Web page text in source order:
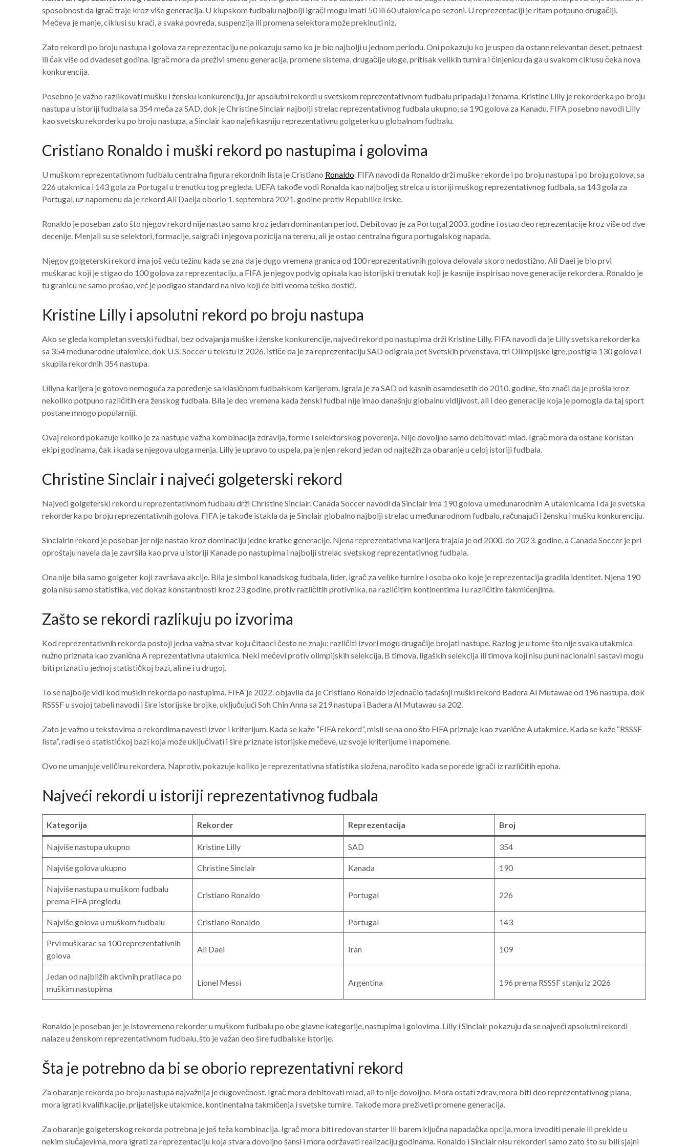
sposobnost da igrač traje kroz više generacija. U klupskom fudbalu najbolji igrači mogu imati 50 ili 60 utakmica po sezoni. U reprezentaciji je ritam potpuno drugačiji.
Mečeva je manje, ciklusi su kraći, a svaka povreda, suspenzija ili promena selektora može prekinuti niz.
Zato rekordi po broju nastupa i golova za reprezentaciju ne pokazuju samo ko je bio najbolji u jednom periodu. Oni pokazuju ko je uspeo da ostane relevantan deset, petnaest
ili čak više od dvadeset godina. Igrač mora da preživi smenu generacija, promene sistema, drugačije uloge, pritisak velikih turnira i činjenicu da ga u svakom ciklusu čeka nova
konkurencija.
Posebno je važno razlikovati mušku i žensku konkurenciju, jer apsolutni rekordi u svetskom reprezentativnom fudbalu pripadaju i ženama. Kristine Lilly je rekorderka po broju
nastupa u istoriji fudbala sa 354 meča za SAD, dok je Christine Sinclair najbolji strelac reprezentativnog fudbala ukupno, sa 190 golova za Kanadu. FIFA posebno navodi Lilly
kao svetsku rekorderku po broju nastupa, a Sinclair kao najefikasniju reprezentativnu golgeterku u globalnom fudbalu.
Cristiano Ronaldo i muški rekord po nastupima i golovima
U muškom reprezentativnom fudbalu centralna figura rekordnih lista je Cristiano Ronaldo. FIFA navodi da Ronaldo drži muške rekorde i po broju nastupa i po broju golova, sa
226 utakmica i 143 gola za Portugal u trenutku tog pregleda. UEFA takođe vodi Ronalda kao najboljeg strelca u istoriji muškog reprezentativnog fudbala, sa 143 gola za
Portugal, uz napomenu da je rekord Ali Daeija oborio 1. septembra 2021. godine protiv Republike Irske.
Ronaldo je poseban zato što njegov rekord nije nastao samo kroz jedan dominantan period. Debitovao je za Portugal 2003. godine i ostao deo reprezentacije kroz više od dve
decenije. Menjali su se selektori, formacije, saigrači i njegova pozicija na terenu, ali je ostao centralna figura portugalskog napada.
Njegov golgeterski rekord ima još veću težinu kada se zna da je dugo vremena granica od 100 reprezentativnih golova delovala skoro nedostižno. Ali Daei je bio prvi
muškarac koji je stigao do 100 golova za reprezentaciju, a FIFA je njegov podvig opisala kao istorijski trenutak koji je kasnije inspirisao nove generacije rekordera. Ronaldo je
tu granicu ne samo prošao, već je podigao standard na nivo koji će biti veoma teško dostići.
Kristine Lilly i apsolutni rekord po broju nastupa
Ako se gleda kompletan svetski fudbal, bez odvajanja muške i ženske konkurencije, najveći rekord po nastupima drži Kristine Lilly. FIFA navodi da je Lilly svetska rekorderka
sa 354 međunarodne utakmice, dok U.S. Soccer u tekstu iz 2026. ističe da je za reprezentaciju SAD odigrala pet Svetskih prvenstava, tri Olimpijske igre, postigla 130 golova i
skupila rekordnih 354 nastupa.
Lillyna karijera je gotovo nemoguća za poređenje sa klasičnom fudbalskom karijerom. Igrala je za SAD od kasnih osamdesetih do 2010. godine, što znači da je prošla kroz
nekoliko potpuno različitih era ženskog fudbala. Bila je deo vremena kada ženski fudbal nije imao današnju globalnu vidljivost, ali i deo generacije koja je pomogla da taj sport
postane mnogo popularniji.
Ovaj rekord pokazuje koliko je za nastupe važna kombinacija zdravlja, forme i selektorskog poverenja. Nije dovoljno samo debitovati mlad. Igrač mora da ostane koristan
ekipi godinama, čak i kada se njegova uloga menja. Lilly je upravo to uspela, pa je njen rekord jedan od najtežih za obaranje u celoj istoriji fudbala.
Christine Sinclair i najveći golgeterski rekord
Najveći golgeterski rekord u reprezentativnom fudbalu drži Christine Sinclair. Canada Soccer navodi da Sinclair ima 190 golova u međunarodnim A utakmicama i da je svetska
rekorderka po broju reprezentativnih golova. FIFA je takođe istakla da je Sinclair globalno najbolji strelac u međunarodnom fudbalu, računajući i žensku i mušku konkurenciju.
Sinclairin rekord je poseban jer nije nastao kroz dominaciju jedne kratke generacije. Njena reprezentativna karijera trajala je od 2000. do 2023. godine, a Canada Soccer je pri
oproštaju navela da je završila kao prva u istoriji Kanade po nastupima i najbolji strelac svetskog reprezentativnog fudbala.
Ona nije bila samo golgeter koji završava akcije. Bila je simbol kanadskog fudbala, lider, igrač za velike turnire i osoba oko koje je reprezentacija gradila identitet. Njena 190
gola nisu samo statistika, već dokaz konstantnosti kroz 23 godine, protiv različitih protivnika, na različitim kontinentima i u različitim takmičenjima.
Zašto se rekordi razlikuju po izvorima
Kod reprezentativnih rekorda postoji jedna važna stvar koju čitaoci često ne znaju: različiti izvori mogu drugačije brojati nastupe. Razlog je u tome što nije svaka utakmica
nužno priznata kao zvanična A reprezentativna utakmica. Neki mečevi protiv olimpijskih selekcija, B timova, ligaških selekcija ili timova koji nisu puni nacionalni sastavi mogu
biti priznati u jednoj statističkoj bazi, ali ne i u drugoj.
To se najbolje vidi kod muških rekorda po nastupima. FIFA je 2022. objavila da je Cristiano Ronaldo izjednačio tadašnji muški rekord Badera Al Mutawae od 196 nastupa, dok
RSSSF u svojoj tabeli navodi i šire istorijske brojke, uključujući Soh Chin Anna sa 219 nastupa i Badera Al Mutawau sa 202.
Zato je važno u tekstovima o rekordima navesti izvor i kriterijum. Kada se kaže “FIFA rekord”, misli se na ono što FIFA priznaje kao zvanične A utakmice. Kada se kaže “RSSSF
lista”, radi se o statističkoj bazi koja može uključivati i šire priznate istorijske mečeve, uz svoje kriterijume i napomene.
Ovo ne umanjuje veličinu rekordera. Naprotiv, pokazuje koliko je reprezentativna statistika složena, naročito kada se porede igrači iz različitih epoha.
Najveći rekordi u istoriji reprezentativnog fudbala
Kategorija Rekorder Reprezentacija Broj
Najviše nastupa ukupno Kristine Lilly SAD 354
Najviše golova ukupno Christine Sinclair Kanada 190
Najviše nastupa u muškom fudbalu
prema FIFA pregledu
Cristiano Ronaldo Portugal 226
Najviše golova u muškom fudbalu Cristiano Ronaldo Portugal 143
Prvi muškarac sa 100 reprezentativnih
golova
Ali Daei Iran 109
Jedan od najbližih aktivnih pratilaca po
muškim nastupima
Lionel Messi Argentina 196 prema RSSSF stanju iz 2026
Ronaldo je poseban jer je istovremeno rekorder u muškom fudbalu po obe glavne kategorije, nastupima i golovima. Lilly i Sinclair pokazuju da se najveći apsolutni rekordi
nalaze u ženskom reprezentativnom fudbalu, što je važan deo šire fudbalske istorije.
Šta je potrebno da bi se oborio reprezentativni rekord
Za obaranje rekorda po broju nastupa najvažnija je dugovečnost. Igrač mora debitovati mlad, ali to nije dovoljno. Mora ostati zdrav, mora biti deo reprezentativnog plana,
mora igrati kvalifikacije, prijateljske utakmice, kontinentalna takmičenja i svetske turnire. Takođe mora preživeti promene generacija.
Za obaranje golgeterskog rekorda potrebna je još teža kombinacija. Igrač mora biti redovan starter ili barem ključna napadačka opcija, mora izvoditi penale ili prekide u
nekim slučajevima, mora igrati za reprezentaciju koja stvara dovoljno šansi i mora održavati realizaciju godinama. Ronaldo i Sinclair nisu rekorderi samo zato što su bili sjajni